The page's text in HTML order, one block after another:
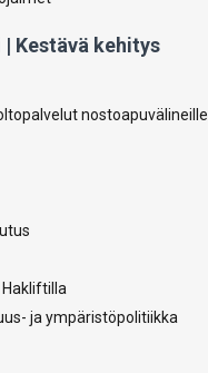
Kestävä kehitys
nostoapuvälineille
ja ympäristöpolitiikka